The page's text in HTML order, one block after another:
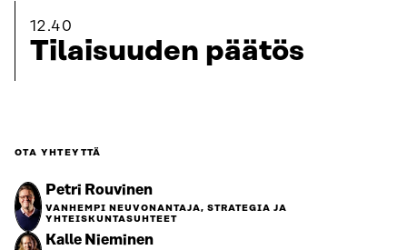
12.40
Tilaisuuden päätös
OTA YHTEYTTÄ
Petri Rouvinen
VANHEMPI NEUVONANTAJA, STRATEGIA JA
YHTEISKUNTASUHTEET
Kalle Nieminen